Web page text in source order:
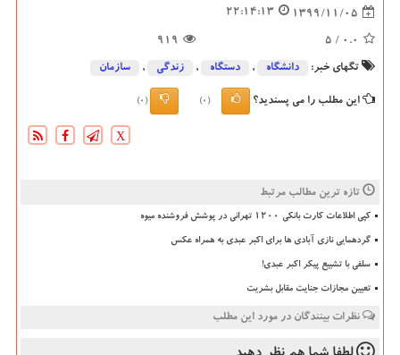
1399/11/05
22:14:13
0.0
/ 5
919
تگهای خبر: دانشگاه‌ , دستگاه , زندگی , سازمان
این مطلب را می پسندید؟ (0)
(0)
X
تازه ترین مطالب مرتبط
کپی اطلاعات کارت بانکی ۱۲۰۰ تهرانی در پوشش فروشنده میوه
گردهمایی نازی آبادی ها برای اکبر عبدی به همراه عکس
سلفی با تشییع پیکر اکبر عبدی!
تعیین مجازات جنایت مقابل بشریت
نظرات بینندگان در مورد این مطلب